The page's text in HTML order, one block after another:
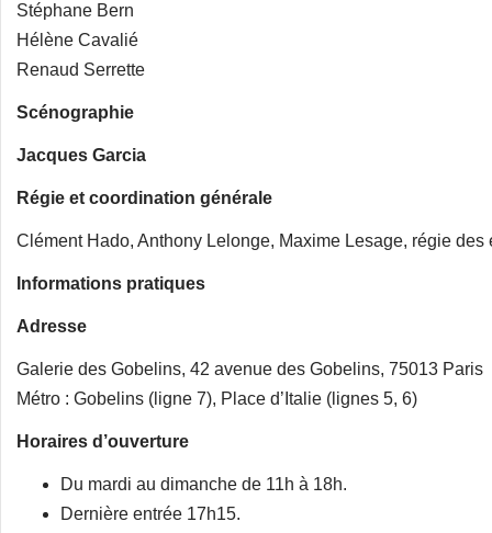
Stéphane Bern
Hélène Cavalié
Renaud Serrette
Scénographie
Jacques Garcia
Régie et coordination générale
Clément Hado, Anthony Lelonge, Maxime Lesage, régie
Informations pratiques
Adresse
Galerie des Gobelins, 42 avenue des Gobelins, 75013 Paris
Métro : Gobelins (ligne 7), Place d’Italie (lignes 5, 6)
Horaires d’ouverture
Du mardi au dimanche de 11h à 18h.
Dernière entrée 17h15.